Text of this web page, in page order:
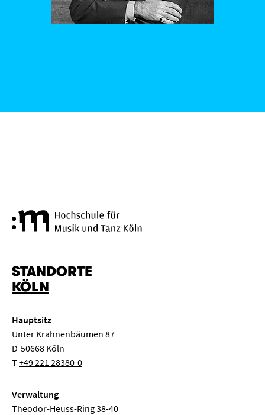
STANDORTE
KÖLN
Hauptsitz
Unter Krahnenbäumen 87
D-50668 Köln
T+49 221 28380-0
Verwaltung
Theodor-Heuss-Ring 38-40